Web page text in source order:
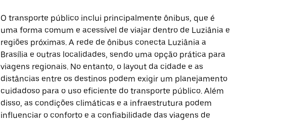
O transporte público inclui principalmente ônibus, que é
uma forma comum e acessível de viajar dentro de Luziânia e
regiões próximas. A rede de ônibus conecta Luziânia a
Brasília e outras localidades, sendo uma opção prática para
viagens regionais. No entanto, o layout da cidade e as
distâncias entre os destinos podem exigir um planejamento
cuidadoso para o uso eficiente do transporte público. Além
disso, as condições climáticas e a infraestrutura podem
influenciar o conforto e a confiabilidade das viagens de